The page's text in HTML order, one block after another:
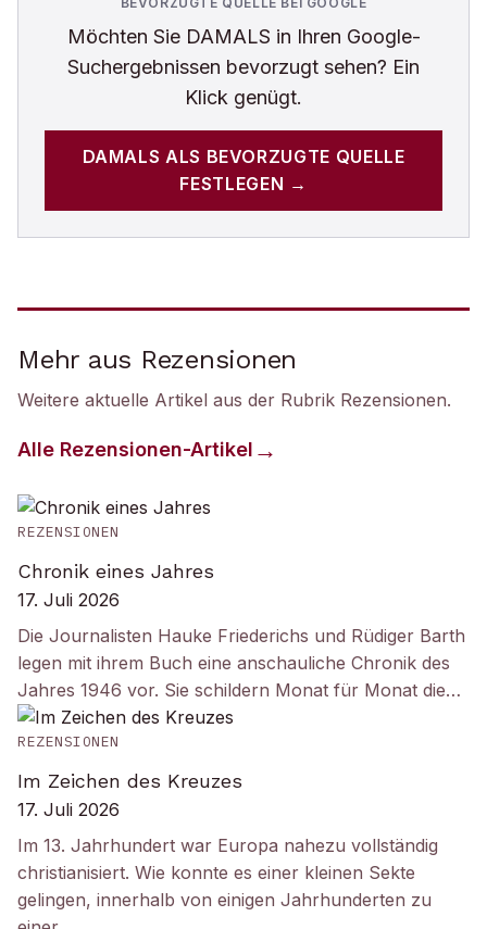
Möchten Sie DAMALS in Ihren Google-
Suchergebnissen bevorzugt sehen? Ein
Klick genügt.
DAMALS ALS BEVORZUGTE QUELLE
FESTLEGEN →
Mehr aus Rezensionen
Weitere aktuelle Artikel aus der Rubrik Rezensionen.
Alle Rezensionen-Artikel
REZENSIONEN
Chronik eines Jahres
17. Juli 2026
Die Journalisten Hauke Friederichs und Rüdiger Barth
legen mit ihrem Buch eine anschauliche Chronik des
Jahres 1946 vor. Sie schildern Monat für Monat die…
REZENSIONEN
Im Zeichen des Kreuzes
17. Juli 2026
Im 13. Jahrhundert war Europa nahezu vollständig
christianisiert. Wie konnte es einer kleinen Sekte
gelingen, innerhalb von einigen Jahrhunderten zu